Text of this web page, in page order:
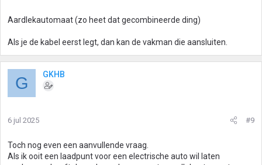
Aardlekautomaat (zo heet dat gecombineerde ding)
Als je de kabel eerst legt, dan kan de vakman die aansluiten.
G GKHB
6 jul 2025 #9
Toch nog even een aanvullende vraag.
Als ik ooit een laadpunt voor een electrische auto wil laten